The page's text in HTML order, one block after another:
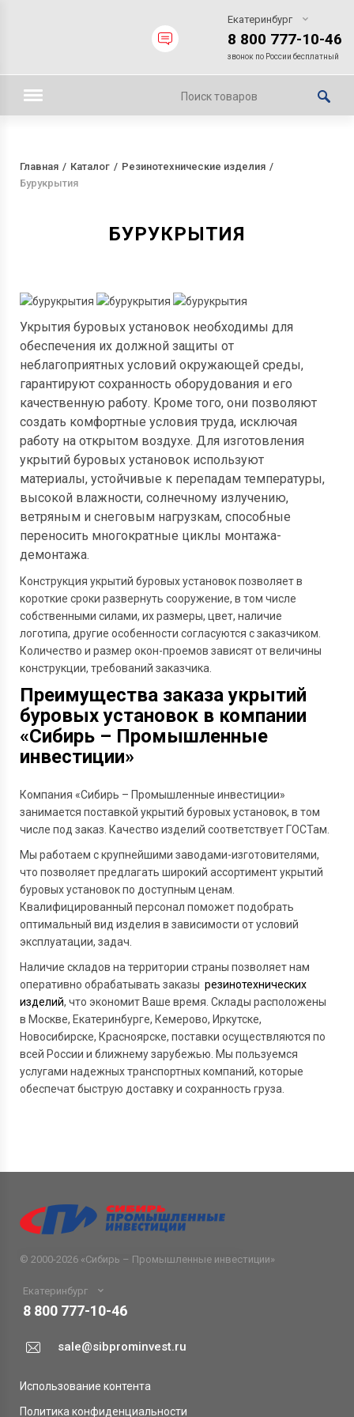
Екатеринбург
8 800 777-10-46
звонок по России бесплатный
Главная Каталог
Резинотехнические изделия
Бурукрытия
БУРУКРЫТИЯ
Укрытия буровых установок необходимы для
обеспечения их должной защиты от
неблагоприятных условий окружающей среды,
гарантируют сохранность оборудования и его
качественную работу. Кроме того, они позволяют
создать комфортные условия труда, исключая
работу на открытом воздухе. Для изготовления
укрытий буровых установок используют
материалы, устойчивые к перепадам температуры,
высокой влажности, солнечному излучению,
ветряным и снеговым нагрузкам, способные
переносить многократные циклы монтажа-
демонтажа.
Конструкция укрытий буровых установок позволяет в
короткие сроки развернуть сооружение, в том числе
собственными силами, их размеры, цвет, наличие
логотипа, другие особенности согласуются с заказчиком.
Количество и размер окон-проемов зависят от величины
конструкции, требований заказчика.
Преимущества заказа укрытий
буровых установок в компании
«Сибирь – Промышленные
инвестиции»
Компания «Сибирь – Промышленные инвестиции»
занимается поставкой укрытий буровых установок, в том
числе под заказ. Качество изделий соответствует ГОСТам.
Мы работаем с крупнейшими заводами-изготовителями,
что позволяет предлагать широкий ассортимент укрытий
буровых установок по доступным ценам.
Квалифицированный персонал поможет подобрать
оптимальный вид изделия в зависимости от условий
эксплуатации, задач.
Наличие складов на территории страны позволяет нам
оперативно обрабатывать заказы резинотехнических
изделий, что экономит Ваше время. Склады расположены
в Москве, Екатеринбурге, Кемерово, Иркутске,
Новосибирске, Красноярске, поставки осуществляются по
всей России и ближнему зарубежью. Мы пользуемся
услугами надежных транспортных компаний, которые
обеспечат быструю доставку и сохранность груза.
© 2000-2026 «Сибирь – Промышленные инвестиции»
Екатеринбург
8 800 777-10-46
sale@sibprominvest.ru
Использование контента
Политика конфиденциальности